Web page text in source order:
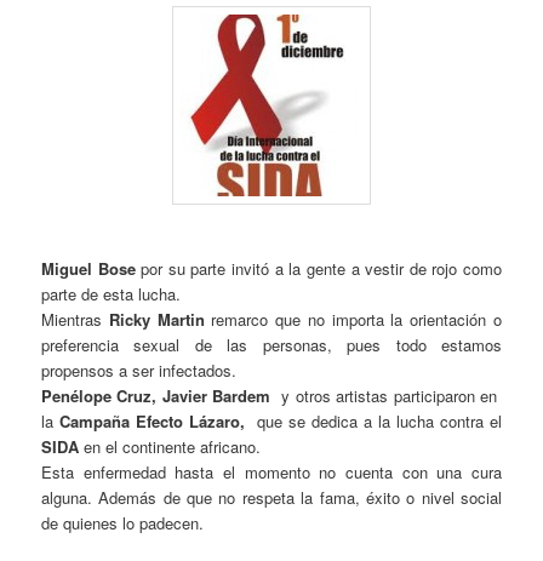
Miguel Bosepor su parte invitó a la gente a vestir de rojo como
parte de esta lucha.
Mientras Ricky Martin remarco que no importa la orientación o
preferencia sexual de las personas, pues todo estamos
propensos a ser infectados.
Penélope Cruz, Javier Bardem y otros artistas participaron en
laCampaña Efecto Lázaro, que se dedica a la lucha contra el
SIDA en el continente africano.
Esta enfermedad hasta el momento no cuenta con una cura
alguna. Además de que no respeta la fama, éxito o nivel social
de quienes lo padecen.